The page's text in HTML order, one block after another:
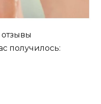
получилось: